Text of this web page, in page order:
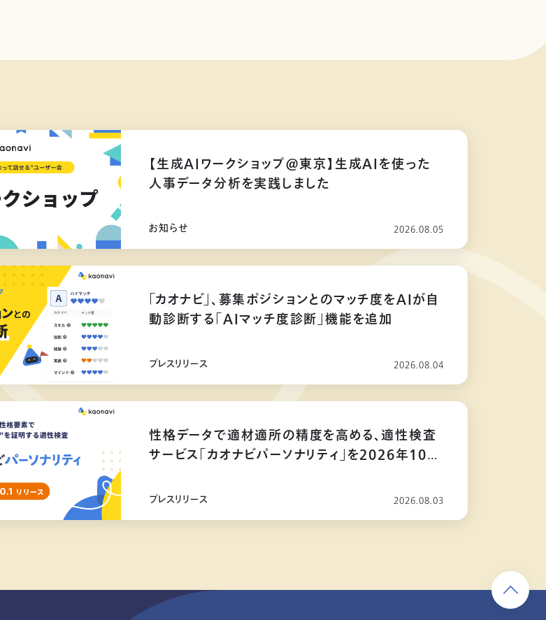
【生成AIワークショップ@東京】生成AIを使った
人事データ分析を実践しました
お知らせ 2026.08.05
「カオナビ」、募集ポジションとのマッチ度をAIが自
動診断する「AIマッチ度診断」機能を追加
プレスリリース 2026.08.04
性格データで適材適所の精度を高める、適性検査
サービス「カオナビパーソナリティ」を2026年10月
プレスリリース 2026.08.03